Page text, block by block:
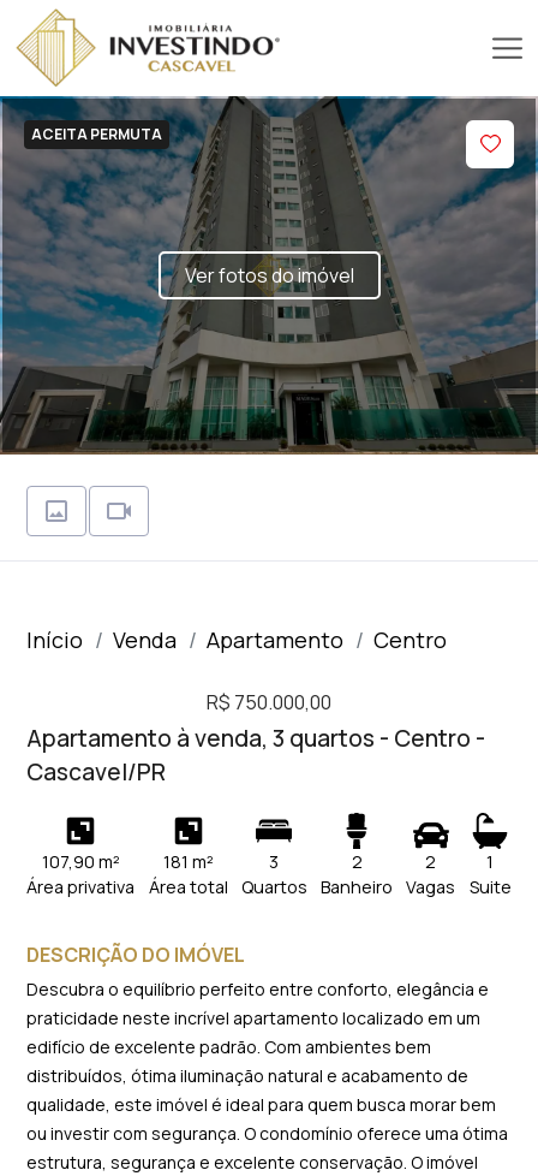
ACEITA PERMUTA
Ver fotos do imóvel
Início Venda Apartamento Centro
R$ 750.000,00
Apartamento à venda, 3 quartos - Centro -
Cascavel/PR
107,90 m²
Área privativa
181 m²
Área total
3
Quartos
2
Banheiro
2
Vagas
1
Suite
DESCRIÇÃO DO IMÓVEL
Descubra o equilíbrio perfeito entre conforto, elegância e
praticidade neste incrível apartamento localizado em um
edifício de excelente padrão. Com ambientes bem
distribuídos, ótima iluminação natural e acabamento de
qualidade, este imóvel é ideal para quem busca morar bem
ou investir com segurança. O condomínio oferece uma ótima
estrutura, segurança e excelente conservação. O imóvel